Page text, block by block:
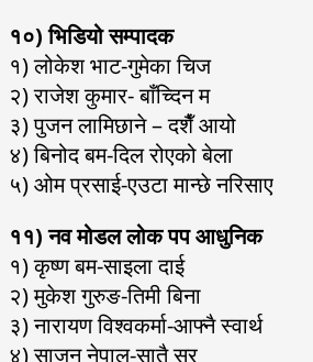
१०) भिडियो सम्पादक
१) लोकेश भाट-गुमेका चिज
२) राजेश कुमार- बाँच्दिन म
३) पुजन लामिछाने – दशैँ आयो
४) बिनोद बम-दिल रोएको बेला
५) ओम प्रसाई-एउटा मान्छे नरिसाए
११) नव मोडल लोक पप आधुनिक
१) कृष्ण बम-साइला दाई
२) मुकेश गुरुङ-तिमी बिना
३) नारायण विश्वकर्मा-आफ्नै स्वार्थ
४) साजन नेपाल-सातै सुर